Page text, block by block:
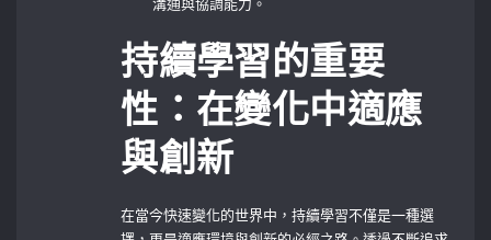
持續學習的重要
性：在變化中適應
與創新
在當今快速變化的世界中，持續學習不僅是一種選